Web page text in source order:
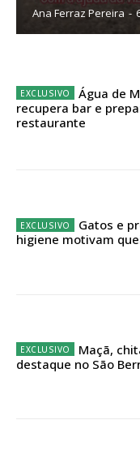
Faça-se assinante do
Sendo assinante terá
Edição em
Ana Ferraz Pereira -
Água de
recupera bar e
restaurante
Gatos e
higiene motivam
Maçã,
destaque no São